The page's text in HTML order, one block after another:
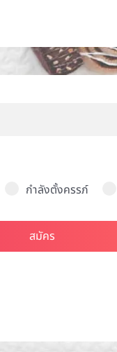
กำลังตั้งครรภ์
สมัคร